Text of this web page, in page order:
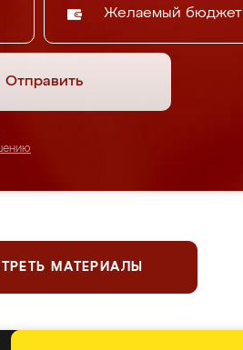
Желаемый бюджет
Отправить
МАТЕРИАЛЫ